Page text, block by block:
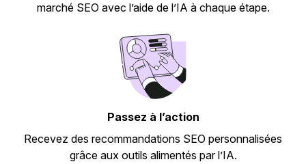
marché SEO avec l’aide de l’IA à chaque étape.
Passez à l’action
Recevez des recommandations SEO personnalisées
grâce aux outils alimentés par l’IA.